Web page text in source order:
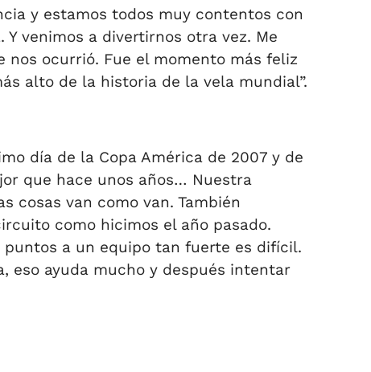
y estamos todos muy contentos con
venimos a divertirnos otra vez. Me
ocurrió. Fue el momento más feliz
alto de la historia de la vela mundial”.
día de la Copa América de 2007 y de
que hace unos años… Nuestra
cosas van como van. También
como hicimos el año pasado.
a un equipo tan fuerte es difícil.
eso ayuda mucho y después intentar